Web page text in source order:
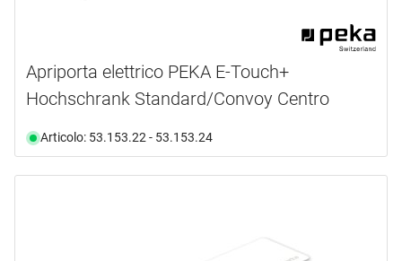
Apriporta elettrico PEKA E-Touch+
Hochschrank Standard/Convoy Centro
Articolo: 53.153.22 - 53.153.24